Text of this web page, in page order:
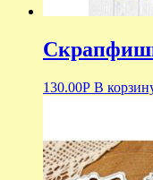
130.00Р В